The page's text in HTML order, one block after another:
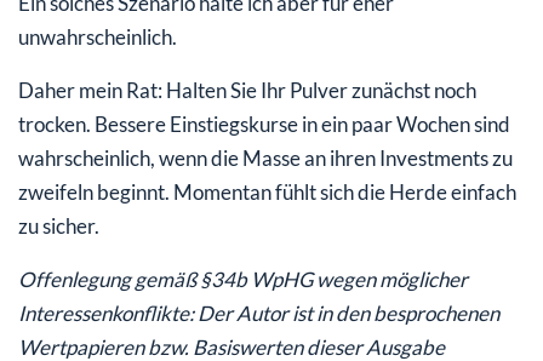
unwahrscheinlich.
Daher mein Rat: Halten Sie Ihr Pulver zunächst noch
trocken. Bessere Einstiegskurse in ein paar Wochen sind
wahrscheinlich, wenn die Masse an ihren Investments zu
zweifeln beginnt. Momentan fühlt sich die Herde einfach
zu sicher.
Offenlegung gemäß §34b WpHG wegen möglicher
Interessenkonflikte: Der Autor ist in den besprochenen
Wertpapieren bzw. Basiswerten dieser Ausgabe